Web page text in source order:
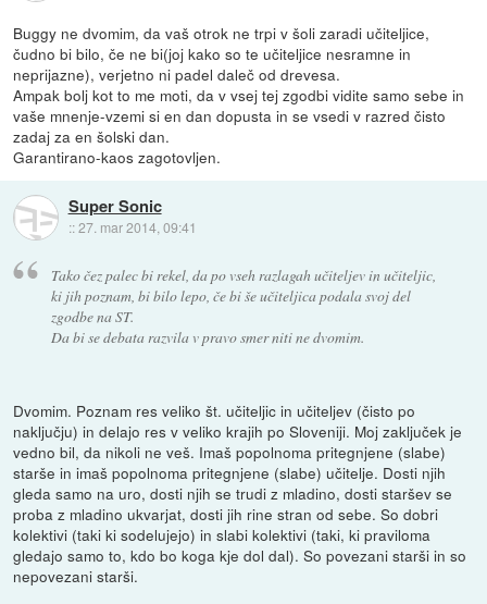
Buggy ne dvomim, da vaš otrok ne trpi v šoli zaradi učiteljice,
čudno bi bilo, če ne bi(joj kako so te učiteljice nesramne in
neprijazne), verjetno ni padel daleč od drevesa.
Ampak bolj kot to me moti, da v vsej tej zgodbi vidite samo sebe in
vaše mnenje-vzemi si en dan dopusta in se vsedi v razred čisto
zadaj za en šolski dan.
Garantirano-kaos zagotovljen.
Super Sonic
::27. mar 2014, 09:41
Tako čez palec bi rekel, da po vseh razlagah učiteljev in učiteljic,
ki jih poznam, bi bilo lepo, če bi še učiteljica podala svoj del
zgodbe na ST.
Da bi se debata razvila v pravo smer niti ne dvomim.
Dvomim. Poznam res veliko št. učiteljic in učiteljev (čisto po
naključju) in delajo res v veliko krajih po Sloveniji. Moj zaključek je
vedno bil, da nikoli ne veš. Imaš popolnoma pritegnjene (slabe)
starše in imaš popolnoma pritegnjene (slabe) učitelje. Dosti njih
gleda samo na uro, dosti njih se trudi z mladino, dosti staršev se
proba z mladino ukvarjat, dosti jih rine stran od sebe. So dobri
kolektivi (taki ki sodelujejo) in slabi kolektivi (taki, ki praviloma
gledajo samo to, kdo bo koga kje dol dal). So povezani starši in so
nepovezani starši.